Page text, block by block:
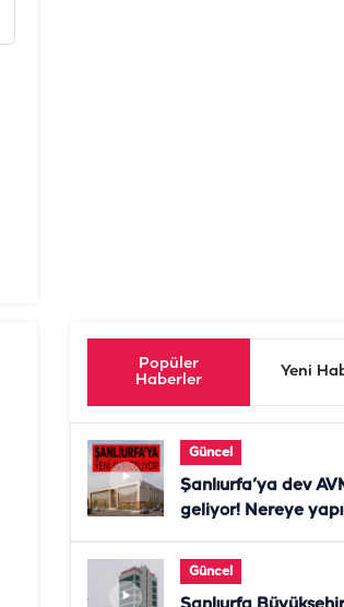
Popüler
Haberler
Yeni
Güncel
Şanlıurfa’ya dev
geliyor! Nereye
Güncel